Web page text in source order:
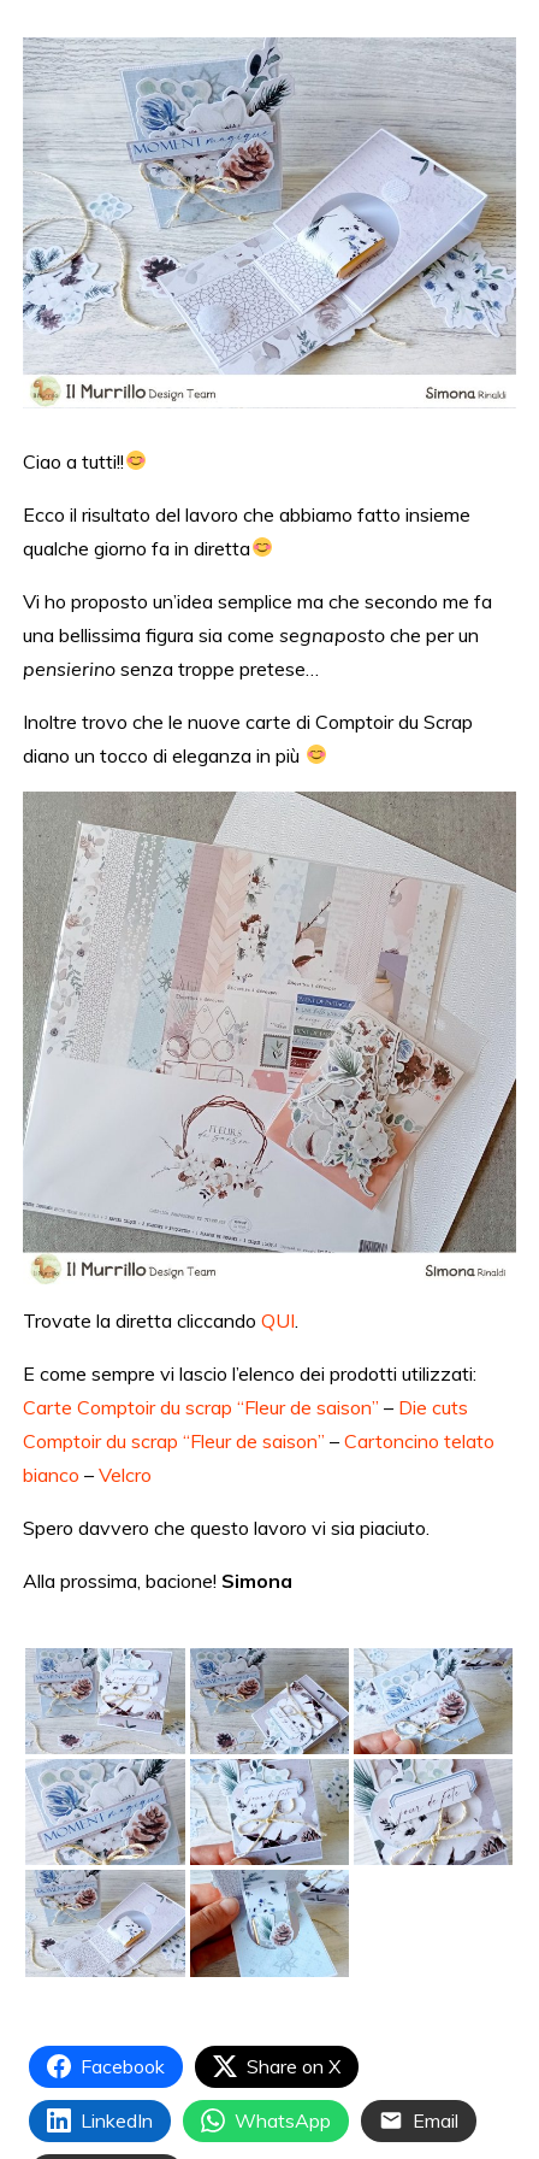
Ciao a tutti!!
Ecco il risultato del lavoro che abbiamo fatto insieme
qualche giorno fa in diretta
Vi ho proposto un’idea semplice ma che secondo me fa
una bellissima figura sia comesegnapostoche per un
pensierinosenza troppe pretese…
Inoltre trovo che le nuove carte di Comptoir du Scrap
diano un tocco di eleganza in più
Trovate la diretta cliccandoQUI
E come sempre vi lascio l’elenco dei prodotti utilizzati:
Carte Comptoir du scrap “Fleur de saison” – Die cuts
Comptoir du scrap “Fleur de saison” –Cartoncino telato
bianco –Velcro
Spero davvero che questo lavoro vi sia piaciuto.
Alla prossima, bacione! Simona
Facebook Share on X
LinkedIn WhatsApp Email